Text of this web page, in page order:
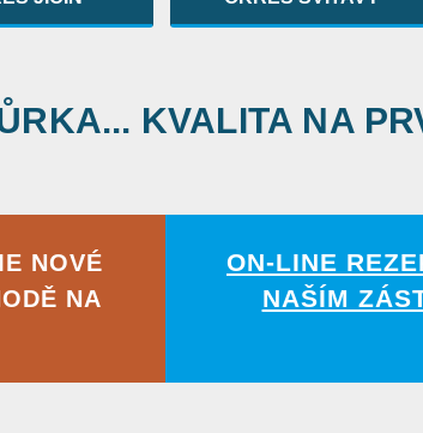
KVALITA NA
NOVÉ
NA
ON-LINE
NAŠÍM